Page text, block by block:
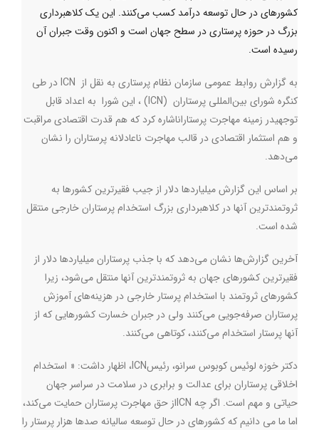
کشورهای در حال توسعه درآمد کسب می‌کنند. این یک کلاهبرداری
بزرگ در حوزه پرستاری در سطح جهان است و اکنون وقت جبران آن
رسیده است.
به گزارش روابط عمومی سازمان نظام پرستاری به نقل از ICNدر طی
کنگره شورای بین‌المللی پرستاران (ICN) ، این شورا به اعداد قابل
توجهیدر زمینه مهاجرت پرستاراناشاره کرد که هم قدرت اقتصادی مراقبت
و هم استثمار اقتصادی در قالب مهاجرت ناعادلانه پرستاران را نشان
می‌دهد.
بر اساس این گزارش میلیاردها دلار از جیب فقیرترین کشورها به
ثروتمندترین آنها در کلاهبرداری بزرگ استخدام پرستاران خارجی منتقل
شده است.
آخرین گزارش‌ها نشان می‌دهد که با جذب پرستاران میلیاردها دلار از
فقیرترین کشورهای جهان به ثروتمندترین آنها منتقل می‌شود، زیرا
کشورهای ثروتمند با استخدام پرستار خارجی در هزینه‌های آموزش
پرستاران صرفه‌جویی می‌کنند ولی در جبران خسارت کشورهایی که از
آنها پرستار استخدام می‌کنند، کوتاهی می‌کنند.
دکتر خوزه لوئیس کوبوس سرانو، رئیسICN، اظهار داشت: « استخدام
اخلاقی پرستاران برای عدالت و برابری در سلامت در سراسر جهان
حیاتی و مهم است. اگر چه ICNاز حق مهاجرت پرستاران حمایت می‌کند،
اما ما می دانیم که کشورهای در حال توسعه سالیانه صدها هزار پرستار را